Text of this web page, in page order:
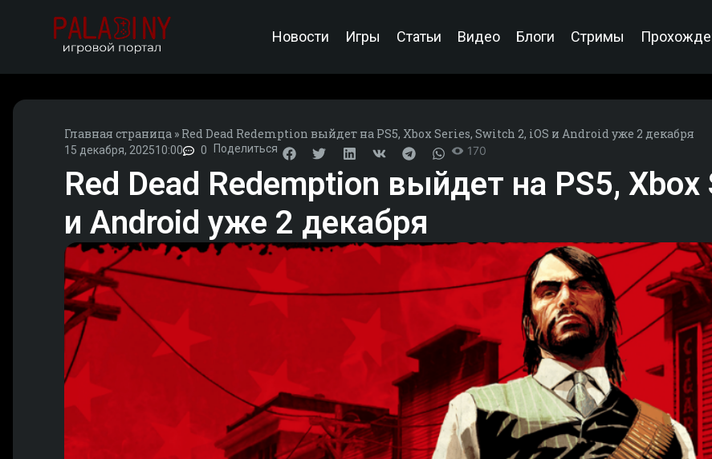
Новости Игры Статьи Видео Блоги Стримы
Главная страница » Red Dead Redemption выйдет на PS5, Xbox Series, Switch 2, iOS и Android уже 2 декабря
15 декабря, 202510:00 0 Поделиться 170
Red Dead Redemption выйдет на PS5, Xbox
и Android уже 2 декабря